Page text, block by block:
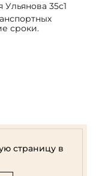
35с1
сроки.
страницу в